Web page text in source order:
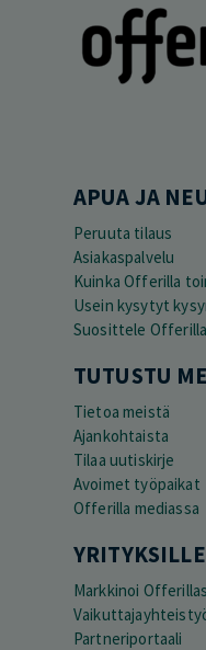
APUA JA
Peruuta tilaus
Asiakaspalvelu
Kuinka Offerilla
Usein kysytyt
Suosittele
TUTUSTU
Tietoa meistä
Ajankohtaista
Tilaa uutiskirje
Avoimet työpaikat
Offerilla mediassa
YRITYKSILLE
Markkinoi
Partneriportaali